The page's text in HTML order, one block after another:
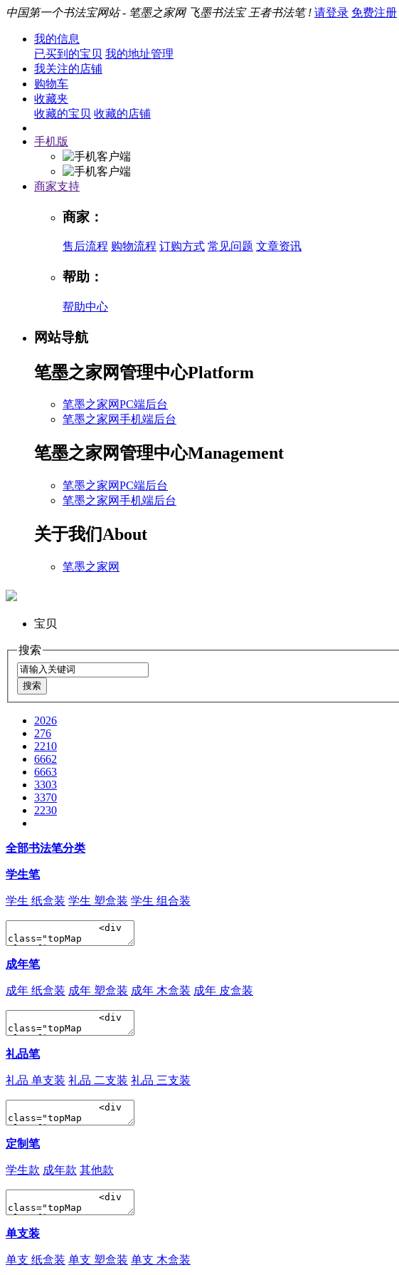
中国第一个书法宝网站 - 笔墨之家网 飞墨书法宝 王者书法笔 ! 请登录 免费注册
我的信息
已买到的宝贝 我的地址管理
我关注的店铺
购物车
收藏夹
收藏的宝贝 收藏的店铺
手机版
商家支持
商家：
售后流程 购物流程 订购方式 常见问题 文章资讯
帮助：
帮助中心
网站导航
笔墨之家网管理中心Platform
笔墨之家网PC端后台
笔墨之家网手机端后台
笔墨之家网管理中心Management
笔墨之家网PC端后台
笔墨之家网手机端后台
关于我们About
笔墨之家网
宝贝
搜索
2026
276
2210
6662
6663
3303
3370
2230
全部书法笔分类
学生笔
学生 纸盒装 学生 塑盒装 学生 组合装
成年笔
成年 纸盒装 成年 塑盒装 成年 木盒装 成年 皮盒装
礼品笔
礼品 单支装 礼品 二支装 礼品 三支装
定制笔
学生款 成年款 其他款
单支装
单支 纸盒装 单支 塑盒装 单支 木盒装